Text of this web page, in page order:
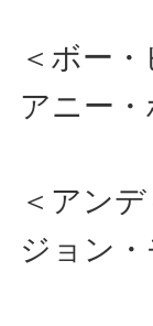
＜ボー
アニー・
＜アン
ジョン・